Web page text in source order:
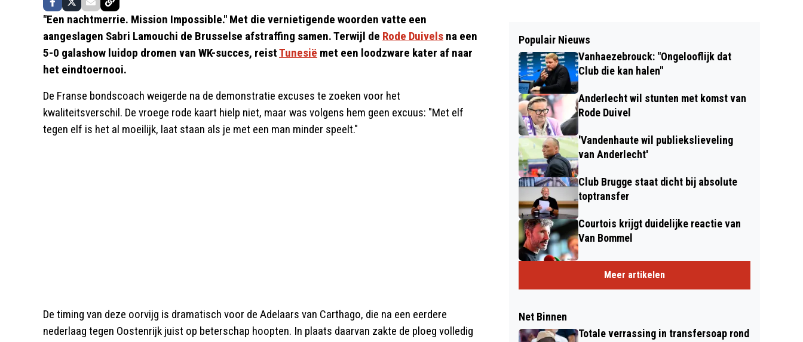
"Een nachtmerrie. Mission Impossible." Met die vernietigende woorden vatte een
aangeslagen Sabri Lamouchi de Brusselse afstraffing samen. Terwijl de Rode Duivels na een
5-0 galashow luidop dromen van WK-succes, reistTunesië met een loodzware kater af naar
het eindtoernooi.
De Franse bondscoach weigerde na de demonstratie excuses te zoeken voor het
kwaliteitsverschil. De vroege rode kaart hielp niet, maar was volgens hem geen excuus: "Met elf
tegen elf is het al moeilijk, laat staan als je met een man minder speelt."
De timing van deze oorvijg is dramatisch voor de Adelaars van Carthago, die na een eerdere
nederlaag tegen Oostenrijk juist op beterschap hoopten. In plaats daarvan zakte de ploeg volledig
Populair Nieuws
Vanhaezebrouck: "Ongelooflijk dat
Club die kan halen"
Anderlecht wil stunten met komst van
Rode Duivel
'Vandenhaute wil publiekslieveling
van Anderlecht'
Club Brugge staat dicht bij absolute
toptransfer
Courtois krijgt duidelijke reactie van
Van Bommel
Meer artikelen
Net Binnen
Totale verrassing in transfersoap rond